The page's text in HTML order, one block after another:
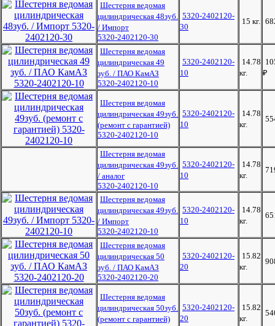
Шестерня ведомая
цилиндрическая 48зуб.
/ Импорт
5320-2402120-30
5320-2402120-
30
15 кг.
Шестерня ведомая
цилиндрическая 49
зуб. / ПАО КамАЗ
5320-2402120-10
5320-2402120-
10
14.78
кг.
₽
Шестерня ведомая
цилиндрическая 49зуб.
(ремонт с гарантией)
5320-2402120-10
5320-2402120-
10
14.78
кг.
Шестерня ведомая
цилиндрическая 49зуб.
/ аналог
5320-2402120-10
5320-2402120-
10
14.78
кг.
Шестерня ведомая
цилиндрическая 49зуб.
/ Импорт
5320-2402120-10
5320-2402120-
10
14.78
кг.
Шестерня ведомая
цилиндрическая 50
зуб. / ПАО КамАЗ
5320-2402120-20
5320-2402120-
20
15.82
кг.
Шестерня ведомая
цилиндрическая 50зуб.
(ремонт с гарантией)
5320-2402120-
20
15.82
кг.